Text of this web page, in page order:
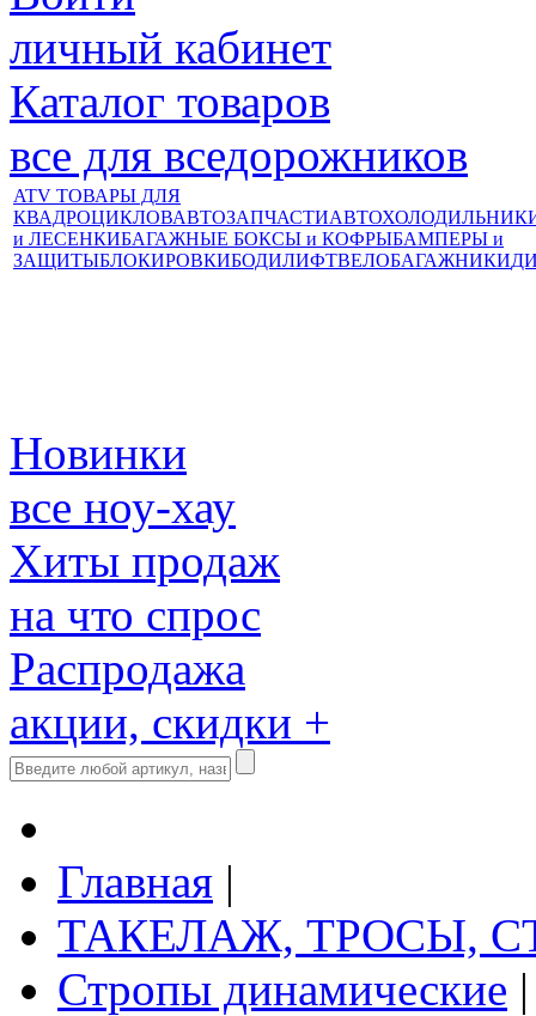
личный кабинет
Каталог товаров
все для вседорожников
ATV ТОВАРЫ ДЛЯ
КВАДРОЦИКЛОВАВТОЗАПЧАСТИ
и ЛЕСЕНКИБАГАЖНЫЕ БОКСЫ и КОФРЫБАМПЕРЫ и
ЗАЩИТЫБЛОКИРОВКИБОДИЛИФТВЕЛОБАГАЖНИКИ
Новинки
все ноу-хау
Хиты продаж
на что спрос
Распродажа
акции, скидки +
Главная |
ТАКЕЛАЖ, ТРОСЫ,
Стропы динамические |